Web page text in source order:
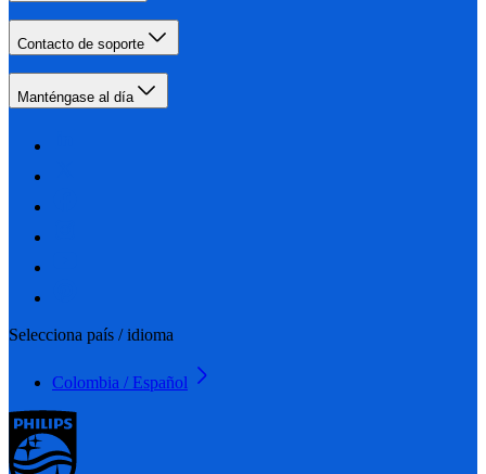
Contacto de soporte
Manténgase al día
Selecciona país / idioma
Colombia / Español